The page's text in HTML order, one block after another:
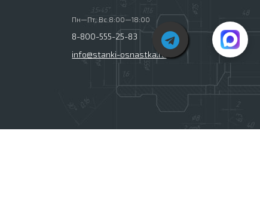
Пн—Пт, Вс 8:00—18:00
8-800-555-25-83
info@stanki-osnastka.ru